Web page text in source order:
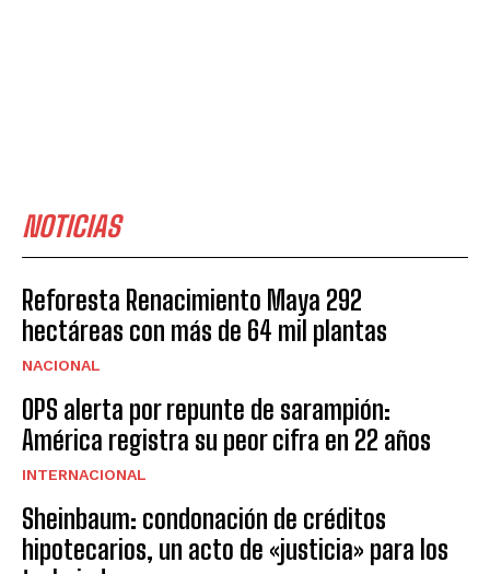
NOTICIAS
Reforesta Renacimiento Maya 292
hectáreas con más de 64 mil plantas
NACIONAL
OPS alerta por repunte de sarampión:
América registra su peor cifra en 22 años
INTERNACIONAL
Sheinbaum: condonación de créditos
hipotecarios, un acto de «justicia» para los